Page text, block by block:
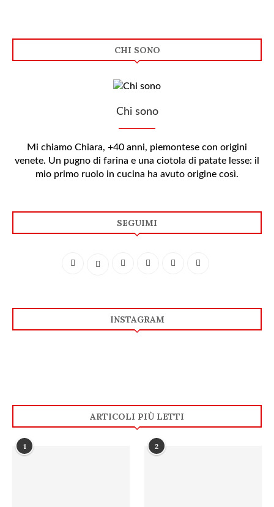
CHI SONO
Chi sono
Mi chiamo Chiara, +40 anni, piemontese con origini
venete. Un pugno di farina e una ciotola di patate lesse: il
mio primo ruolo in cucina ha avuto origine così.
SEGUIMI
INSTAGRAM
ARTICOLI PIÙ LETTI
1 2